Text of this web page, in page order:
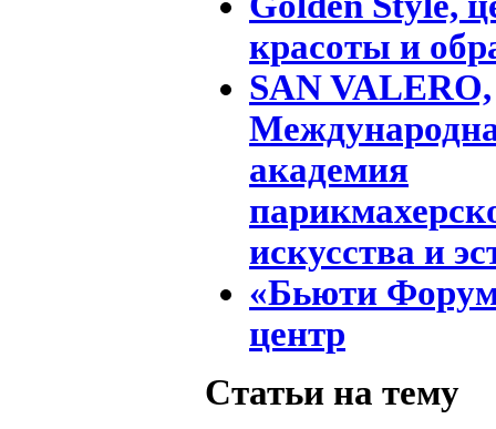
красоты и
SAN VALERO,
академия
искусства и
«Бьюти
центр
Статьи на тему